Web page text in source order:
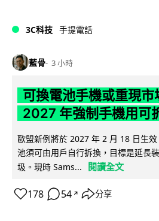
3C科技 手提電話
藍骨 3 小時
可換電池手機或重現
2027 年強制手機用可
歐盟新例將於 2027 年 2 月 18 日生
池須可由用戶自行拆換，目標是延長
圾。現時 Sams...
閱讀全文
178 54 ↗ 分享